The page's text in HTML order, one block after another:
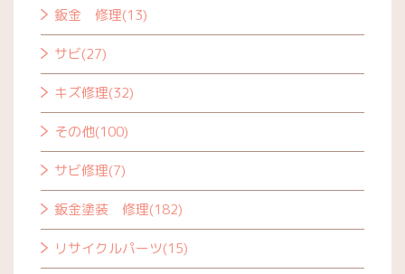
鈑金 修理(13)
サビ(27)
キズ修理(32)
その他(100)
サビ修理(7)
鈑金塗装 修理(182)
リサイクルパーツ(15)